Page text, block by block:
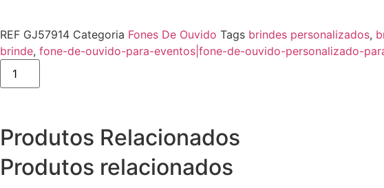
REF GJ57914 Categoria Fones De Ouvido Tags brindes personalizados,
brinde, fone-de-ouvido-para-eventos|fone-de-ouvido-personalizado-
Produtos Relacionados
Produtos relacionados